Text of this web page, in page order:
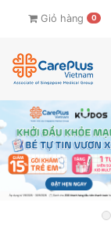
Giỏ hàng 0